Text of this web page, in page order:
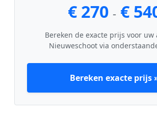
€ 270 - €
Bereken de exacte prijs voor uw
Nieuweschoot via
Bereken exacte prijs